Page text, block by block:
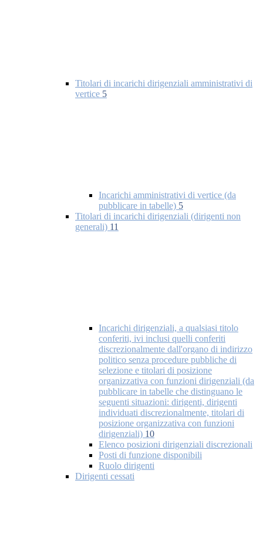
Titolari di incarichi dirigenziali amministrativi di
vertice 5
Incarichi amministrativi di vertice (da
pubblicare in tabelle) 5
Titolari di incarichi dirigenziali (dirigenti non
generali) 11
Incarichi dirigenziali, a qualsiasi titolo
conferiti, ivi inclusi quelli conferiti
discrezionalmente dall'organo di indirizzo
politico senza procedure pubbliche di
selezione e titolari di posizione
organizzativa con funzioni dirigenziali (da
pubblicare in tabelle che distinguano le
seguenti situazioni: dirigenti, dirigenti
individuati discrezionalmente, titolari di
posizione organizzativa con funzioni
dirigenziali) 10
Elenco posizioni dirigenziali discrezionali
Posti di funzione disponibili
Ruolo dirigenti
Dirigenti cessati